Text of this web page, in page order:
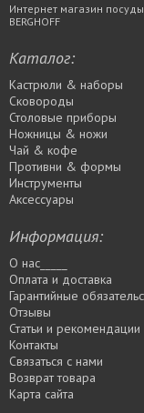
Интернет магазин посуды
BERGHOFF
Каталог:
Кастрюли & наборы
Сковороды
Столовые приборы
Ножницы & ножи
Чай & кофе
Противни & формы
Инструменты
Аксессуары
Информация:
О нас_____
Оплата и доставка
Гарантийные
Отзывы
Статьи и рекомендации
Контакты
Связаться с нами
Возврат товара
Карта сайта